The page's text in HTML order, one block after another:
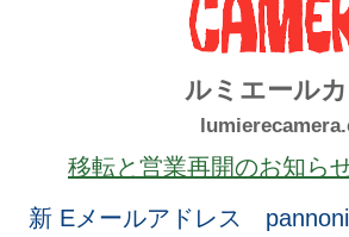
ルミエール
移転と営業再開のお知ら
新 Eメールアドレス